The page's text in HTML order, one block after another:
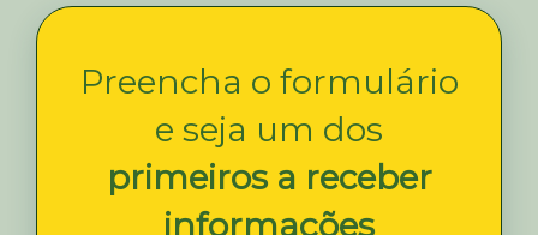
Preencha o formulário
e seja um dos
primeiros a receber
informações